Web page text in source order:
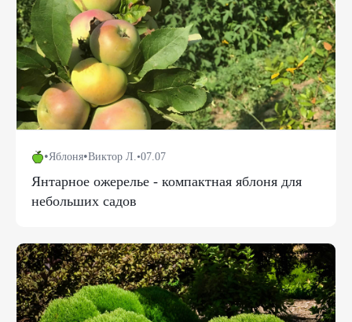
•Яблоня•Виктор Л.•07.07
Янтарное ожерелье - компактная яблоня для
небольших садов